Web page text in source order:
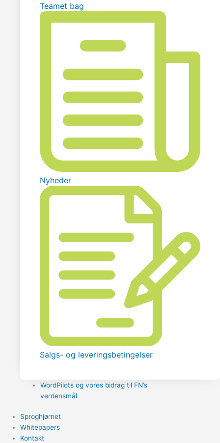
Teamet bag
Nyheder
Salgs- og leveringsbetingelser
WordPilots og vores bidrag til FN’s
verdensmål
Sproghjørnet
Whitepapers
Kontakt